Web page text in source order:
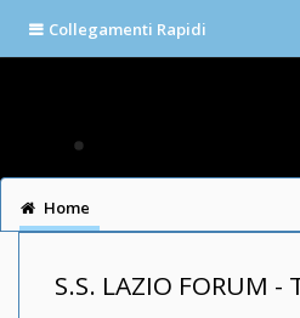
Collegamenti Rapidi
Home
S.S. LAZIO FORUM